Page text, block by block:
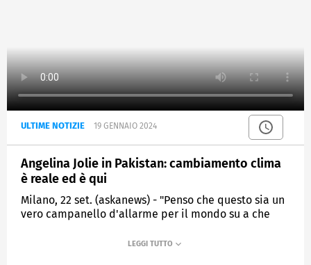
ULTIME NOTIZIE 19 GENNAIO 2024
Angelina Jolie in Pakistan: cambiamento clima
è reale ed è qui
Milano, 22 set. (askanews) - "Penso che questo sia un
vero campanello d'allarme per il mondo su a che
reale e non solo sta arrivando, ma è davvero qui". Lo